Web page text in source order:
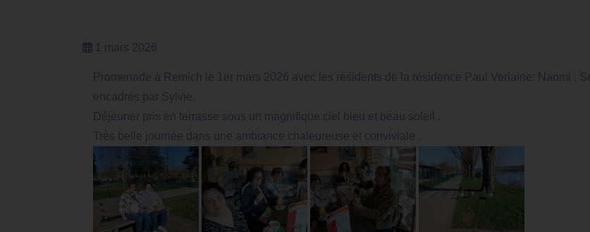
1 mars 2026
Promenade à Remich le 1er mars 2026 avec les résidents de la résidence Paul Verlaine: Naomi ,
encadrés par Sylvie.
Déjeuner pris en terrasse sous un magnifique ciel bleu et beau soleil .
Très belle journée dans une ambiance chaleureuse et conviviale .